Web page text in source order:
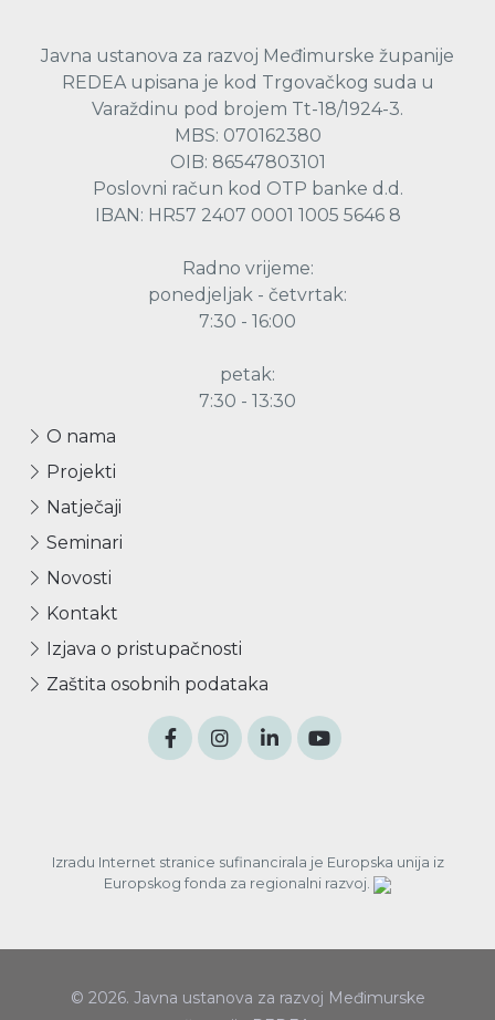
Javna ustanova za razvoj Međimurske županije
REDEA upisana je kod Trgovačkog suda u
Varaždinu pod brojem Tt-18/1924-3.
MBS: 070162380
OIB: 86547803101
Poslovni račun kod OTP banke d.d.
IBAN: HR57 2407 0001 1005 5646 8
Radno vrijeme:
ponedjeljak - četvrtak:
7:30 - 16:00
petak:
7:30 - 13:30
O nama
Projekti
Natječaji
Seminari
Novosti
Kontakt
Izjava o pristupačnosti
Zaštita osobnih podataka
Izradu Internet stranice sufinancirala je Europska unija iz
Europskog fonda za regionalni razvoj.
© 2026. Javna ustanova za razvoj Međimurske